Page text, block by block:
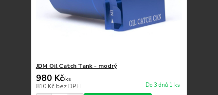
JDM Oil Catch Tank - modrý
980 Kč/ks
810 Kč bez DPH Do 3 dnů 1 ks